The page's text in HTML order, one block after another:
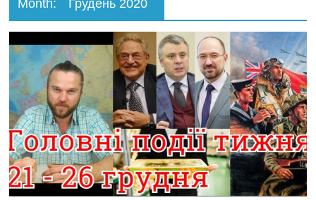
Month: Грудень 2020